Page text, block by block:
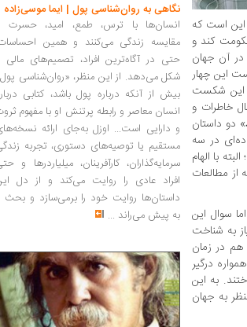
این است که
کند و
آن جهان
این چهار
این شکست
خاطرات و
» دو داستان
در سه
با الهام
از مطالعات
سوال این
به شناخت
در زمان
درگیر
به این
به جهان
نگاهی به روان‌شناسی پول | ایما موسی‌زاده
انسان‌ها با ترس، طمع، امید، حسرت
مقایسه زندگی می‌کنند و همین
حتی در آگاه‌ترین افراد، تصمیم‌های مالی
شکل می‌دهد. از این منظر، «روان‌شناسی
بیش از آنکه درباره پول باشد، کتابی
انسان معاصر و رابطه پرتنش او با مفهوم
و دارایی است... اوزل به‌جای ارائه
مستقیم یا توصیه‌های دستوری، تجربه
سرمایه‌گذاران، کارآفرینان، میلیاردرها و
افراد عادی را روایت می‌کند و از دل
داستان‌ها روایت خود را برمی‌سازد و بحث
به پیش می‌راند ...